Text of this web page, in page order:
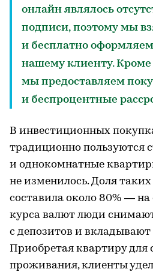
онлайн являлось
подписи, поэтому мы
и бесплатно
нашему клиенту. Кроме
мы предоставляем
и беспроцентные
В инвестиционных
традиционно пользуются
и однокомнатные
не изменилось. Доля таких
составила около 80% —
курса валют люди
с депозитов и
Приобретая квартиру для
проживания, клиенты